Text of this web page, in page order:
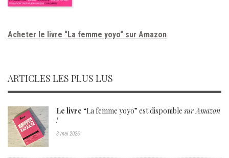
Acheter le livre “La femme yoyo“ sur Amazon
ARTICLES LES PLUS LUS
Le livre “La femme yoyo” est disponiblesur Amazon
!
3 mai 2026